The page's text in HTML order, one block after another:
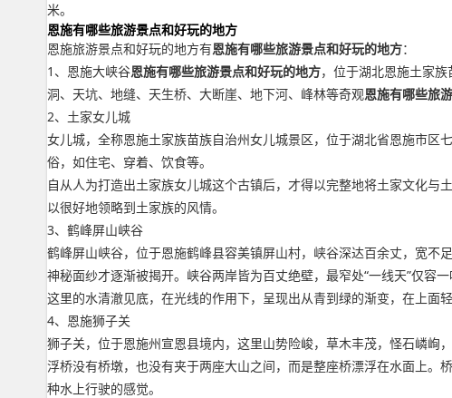
米。
恩施有哪些旅游景点和好玩的地方
恩施旅游景点和好玩的地方有恩施有哪些旅游景点和好玩的地方：
1、恩施大峡谷恩施有哪些旅游景点和好玩的地方，位于湖北恩施土家
洞、天坑、地缝、天生桥、大断崖、地下河、峰林等奇观恩施有哪些旅
2、土家女儿城
女儿城，全称恩施土家族苗族自治州女儿城景区，位于湖北省恩施市
俗，如住宅、穿着、饮食等。
自从人为打造出土家族女儿城这个古镇后，才得以完整地将土家文化
以很好地领略到土家族的风情。
3、鹤峰屏山峡谷
鹤峰屏山峡谷，位于恩施鹤峰县容美镇屏山村，峡谷深达百余丈，宽不
神秘面纱才逐渐被揭开。峡谷两岸皆为百丈绝壁，最窄处“一线天”仅容一
这里的水清澈见底，在光线的作用下，呈现出从青到绿的渐变，在上面
4、恩施狮子关
狮子关，位于恩施州宣恩县境内，这里山势险峻，草木丰茂，怪石嶙峋
浮桥没有桥墩，也没有夹于两座大山之间，而是整座桥漂浮在水面上。
种水上行驶的感觉。